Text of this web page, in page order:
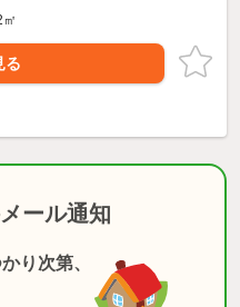
る
ール通知
り次第、